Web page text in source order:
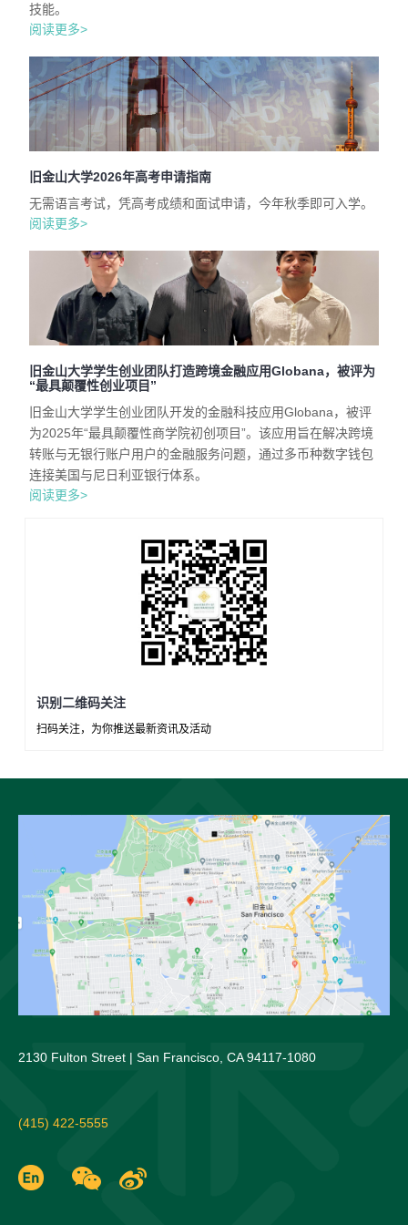
技能。
阅读更多>
旧金山大学2026年高考申请指南
无需语言考试，凭高考成绩和面试申请，今年秋季即可入学。
阅读更多>
旧金山大学学生创业团队打造跨境金融应用Globana，被评为
“最具颠覆性创业项目”
旧金山大学学生创业团队开发的金融科技应用Globana，被评
为2025年“最具颠覆性商学院初创项目”。该应用旨在解决跨境
转账与无银行账户用户的金融服务问题，通过多币种数字钱包
连接美国与尼日利亚银行体系。
阅读更多>
识别二维码关注
扫码关注，为你推送最新资讯及活动
2130 Fulton Street | San Francisco, CA 94117-1080
(415) 422-5555